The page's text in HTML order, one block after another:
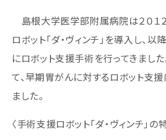
島根大学医学部附属病院は２０１
ロボット「ダ・ヴィンチ」を導入し、
にロボット支援手術を行ってきまし
て、早期胃がんに対するロボット支
ました。
〈手術支援ロボット「ダ・ヴィンチ」の